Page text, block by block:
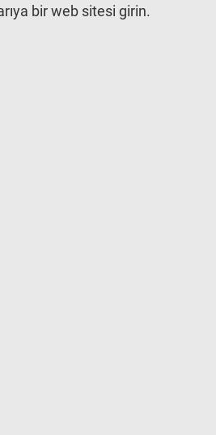
bir web sitesi girin.